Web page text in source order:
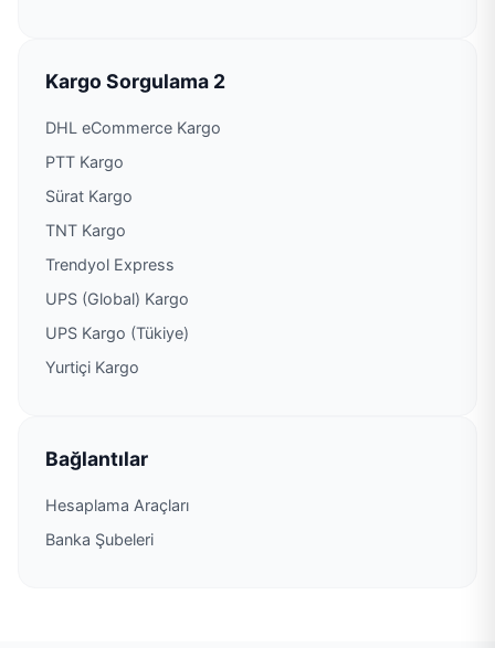
PTT Kargo Atapark Şubesi
PTT Kargo Atayurt Şubesi
PTT Kargo Ato Şubesi
PTT Kargo Ayaş Müdürlüğü
PTT Kargo Aydınlıkevler Şubesi
PTT Kargo Bademlik Şubesi
PTT Kargo Bağlarbaşı Şubesi
Kargo Sorgulama 2
DHL eCommerce Kargo
PTT Kargo
Sürat Kargo
TNT Kargo
Trendyol Express
UPS (Global) Kargo
UPS Kargo (Tükiye)
Yurtiçi Kargo
Bağlantılar
Hesaplama Araçları
Banka Şubeleri